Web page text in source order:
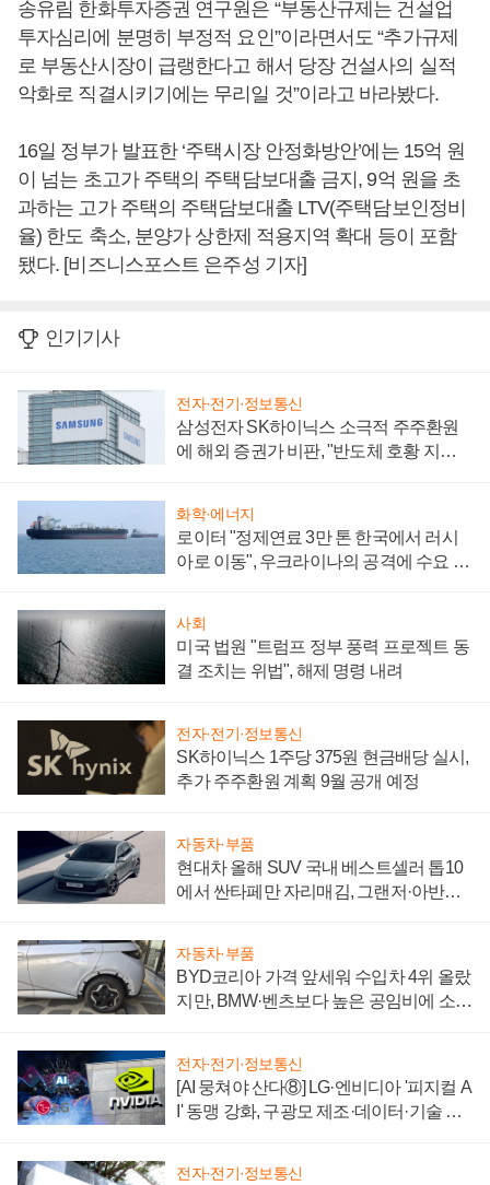
송유림 한화투자증권 연구원은 “부동산규제는 건설업
투자심리에 분명히 부정적 요인”이라면서도 “추가규제
로 부동산시장이 급랭한다고 해서 당장 건설사의 실적
악화로 직결시키기에는 무리일 것”이라고 바라봤다.
16일 정부가 발표한 ‘주택시장 안정화방안’에는 15억 원
이 넘는 초고가 주택의 주택담보대출 금지, 9억 원을 초
과하는 고가 주택의 주택담보대출 LTV(주택담보인정비
율) 한도 축소, 분양가 상한제 적용지역 확대 등이 포함
됐다. [비즈니스포스트 은주성 기자]
인기기사
전자·전기·정보통신
삼성전자 SK하이닉스 소극적 주주환원
에 해외 증권가 비판, "반도체 호황 지속
화학·에너지
로이터 "정제연료 3만 톤 한국에서 러시
아로 이동", 우크라이나의 공격에 수요 늘
사회
미국 법원 "트럼프 정부 풍력 프로젝트 동
결 조치는 위법", 해제 명령 내려
전자·전기·정보통신
SK하이닉스 1주당 375원 현금배당 실시,
추가 주주환원 계획 9월 공개 예정
자동차·부품
현대차 올해 SUV 국내 베스트셀러 톱10
에서 싼타페만 자리매김, 그랜저·아반떼
자동차·부품
BYD코리아 가격 앞세워 수입차 4위 올랐
지만, BMW·벤츠보다 높은 공임비에 소비
전자·전기·정보통신
[AI 뭉쳐야 산다⑧] LG·엔비디아 '피지컬 A
I' 동맹 강화, 구광모 제조·데이터·기술 결
전자·전기·정보통신